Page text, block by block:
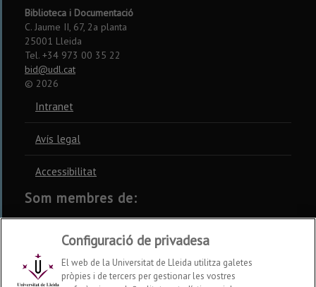
Biblioteca i Documentació
C. Jaume II, 67, 2a planta
25001 Lleida
Tel. +34 973 00 35 22
bid@udl.cat
© 2026
Intranet
Avís legal
Accessibilitat
Som membres de:
CSUC REBIUN CRUE
Configuració de privadesa
El web de la Universitat de Lleida utilitza galetes
pròpies i de tercers per gestionar les vostres